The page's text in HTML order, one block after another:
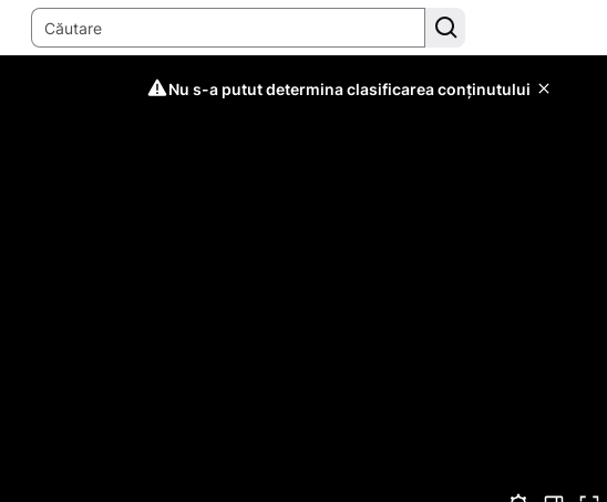
Nu s-a putut determina clasificarea conținutului